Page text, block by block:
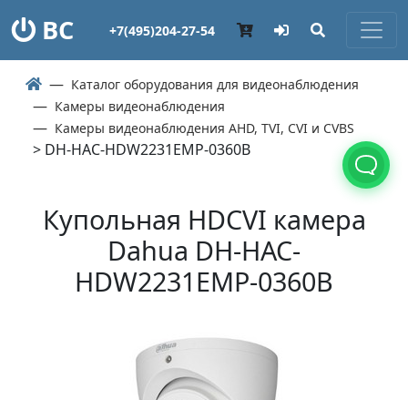
ВС +7(495)204-27-54
Каталог оборудования для видеонаблюдения
Камеры видеонаблюдения
Камеры видеонаблюдения AHD, TVI, CVI и CVBS
> DH-HAC-HDW2231EMP-0360B
Купольная HDCVI камера
Dahua DH-HAC-
HDW2231EMP-0360B